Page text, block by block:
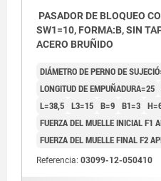
PASADOR DE BLOQUEO
SW1=10, FORMA:B, SIN
ACERO BRUÑIDO
DIÁMETRO DE PERNO DE
LONGITUD DE EMPUÑADURA=25
L=38,5 L3=15 B=9 B1=3
FUERZA DEL MUELLE INICIAL F1
FUERZA DEL MUELLE FINAL F2
Referencia: 03099-12-050410